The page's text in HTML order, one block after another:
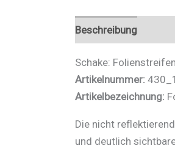
Beschreibung
Schake:
Artikelnummer:
Artikelbezeichnung:
Die nicht
und deutlich